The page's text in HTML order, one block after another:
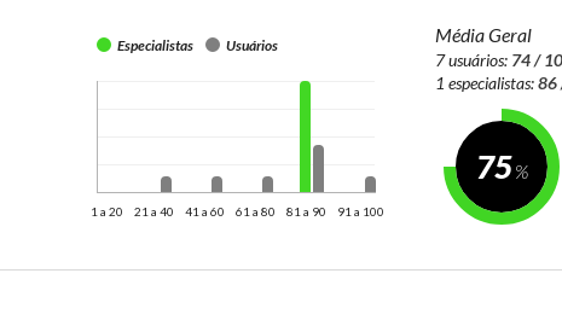
Especialistas Usuários
1 a 20 21 a 40 41 a 60 61 a 80 81 a 90 91 a 100
Média Geral
7 usuários: 74 /
1 especialistas:86
75